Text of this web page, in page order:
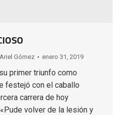
Ariel Gómez enero 31, 2019
primer triunfo como
festejó con el caballo
carrera de hoy
volver de la lesión y